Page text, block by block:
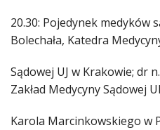
20.30: Pojedynek medyków
Bolechała, Katedra
Sądowej UJ w Krakowie; dr
Zakład Medycyny Sądowej
Karola Marcinkowskiego w